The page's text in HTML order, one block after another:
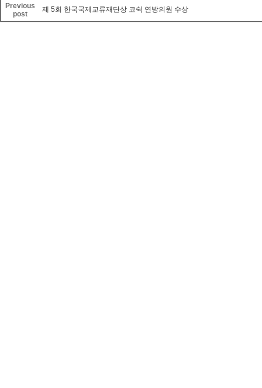
Previous
post
제 5회 한국국제교류재단상 코쉭 연방의원 수상